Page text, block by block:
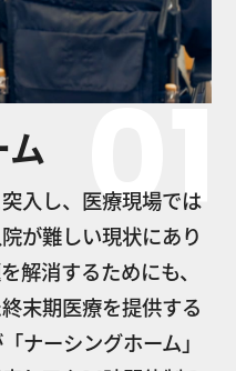
01
入し、医療現場では
が難しい現状にあり
解消するためにも、
末期医療を提供する
ナーシングホーム」